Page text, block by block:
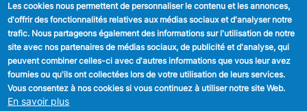
SUIVEZ NOUS
Facebook
Linkedin
Les cookies nous permettent de personnaliser le contenu et les annonces,
d'offrir des fonctionnalités relatives aux médias sociaux et d'analyser notre
trafic. Nous partageons également des informations sur l'utilisation de notre
site avec nos partenaires de médias sociaux, de publicité et d'analyse, qui
peuvent combiner celles-ci avec d'autres informations que vous leur avez
fournies ou qu'ils ont collectées lors de votre utilisation de leurs services.
Vous consentez à nos cookies si vous continuez à utiliser notre site Web.
En savoir plus